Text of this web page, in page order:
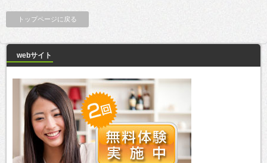
トップページに戻る
webサイト